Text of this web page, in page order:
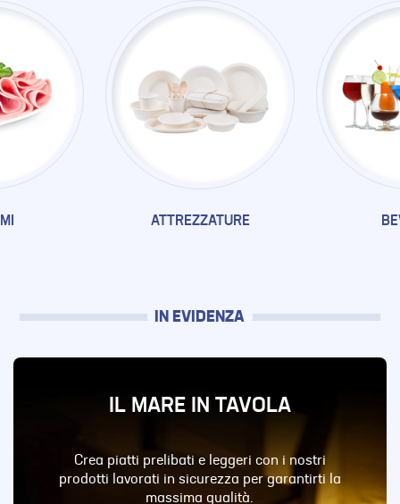
ATTREZZATURE
IN EVIDENZA
IL MARE IN TAVOLA
Crea piatti prelibati e leggeri con i nostri
prodotti lavorati in sicurezza per garantirti la
massima qualità.